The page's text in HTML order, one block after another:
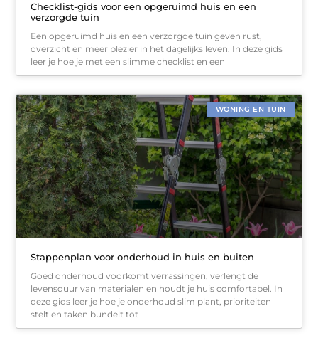
Checklist-gids voor een opgeruimd huis en een
verzorgde tuin
Een opgeruimd huis en een verzorgde tuin geven rust,
overzicht en meer plezier in het dagelijks leven. In deze gids
leer je hoe je met een slimme checklist en een
WONING EN TUIN
Stappenplan voor onderhoud in huis en buiten
Goed onderhoud voorkomt verrassingen, verlengt de
levensduur van materialen en houdt je huis comfortabel. In
deze gids leer je hoe je onderhoud slim plant, prioriteiten
stelt en taken bundelt tot